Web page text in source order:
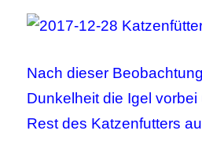
Nach dieser
Dunkelheit die Igel
Rest des Katzenfutters